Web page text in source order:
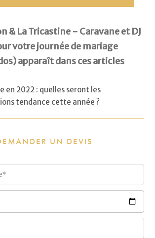
& La Tricastine - Caravane et DJ
votre journée de mariage
apparaît dans ces articles
en 2022 : quelles seront les
tendance cette année ?
UN DEVIS